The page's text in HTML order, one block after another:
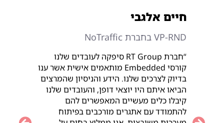
חיים אלגבי
VP-RND בחברת NoTraffic
“חברת RT Group סיפקה לעובדים שלנו
קורסי Embedded מותאמים אישית אשר ענו
בדיוק לצרכים שלנו. הידע והניסיון שהמרצים
הביאו איתם היו יוצאי דופן, והעובדים שלנו
קיבלו כלים מעשיים המאפשרים להם
להתמודד עם אתגרים מורכבים בפיתוח